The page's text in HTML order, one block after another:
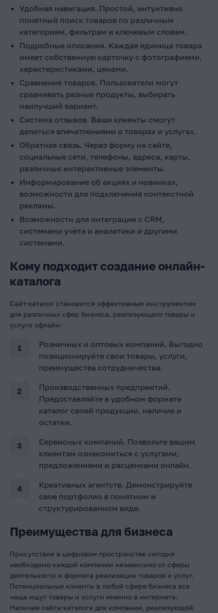
Удобная навигация. Простой, интуитивно
понятный поиск товаров по различным
категориям, фильтрам и ключевым словам.
Подробные описания. Каждая единица товара
имеет собственную карточку с фотографиями,
характеристиками, ценами.
Сравнение товаров. Пользователи могут
сравнивать разные продукты, выбирать
наилучший вариант.
Система отзывов. Ваши клиенты смогут
делиться впечатлениями о товарах и услугах.
Обратная связь. Через форму на сайте,
социальные сети, телефоны, адреса, карты,
различные интерактивные элементы.
Информирование об акциях и новинках,
возможности для подключения контекстной
рекламы.
Возможности для интеграции с CRM,
системами учета и аналитики и другими
системами.
Кому подходит создание онлайн-
каталога
Сайт-каталог становится эффективным инструментом
для различных сфер бизнеса, реализующего товары и
услуги офлайн:
Розничных и оптовых компаний. Выгодно
позиционируйте свои товары, услуги,
преимущества сотрудничества.
Производственных предприятий.
Предоставляйте в удобном формате
каталог своей продукции, наличие и
остатки.
Сервисных компаний. Позвольте вашим
клиентам ознакомиться с услугами,
предложениями и расценками онлайн.
Креативных агентств. Демонстрируйте
свое портфолио в понятном и
структурированном виде.
Преимущества для бизнеса
Присутствие в цифровом пространстве сегодня
необходимо каждой компании независимо от сферы
деятельности и формата реализации товаров и услуг.
Потенциальные клиенты в любой сфере бизнеса все
чаще ищут товары и услуги именно в интернете.
Наличие сайта-каталога для компании, реализующей